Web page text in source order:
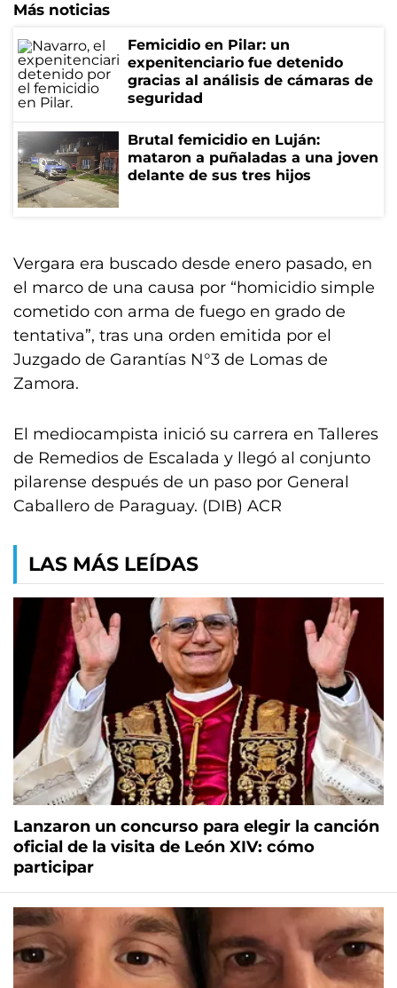
Más noticias
Femicidio en Pilar: un
expenitenciario fue detenido
gracias al análisis de cámaras de
seguridad
Brutal femicidio en Luján:
mataron a puñaladas a una joven
delante de sus tres hijos
Vergara era buscado desde enero pasado, en
el marco de una causa por “homicidio simple
cometido con arma de fuego en grado de
tentativa”, tras una orden emitida por el
Juzgado de Garantías N°3 de Lomas de
Zamora.
El mediocampista inició su carrera en Talleres
de Remedios de Escalada y llegó al conjunto
pilarense después de un paso por General
Caballero de Paraguay. (DIB) ACR
LAS MÁS LEÍDAS
Lanzaron un concurso para elegir la canción
oficial de la visita de León XIV: cómo
participar